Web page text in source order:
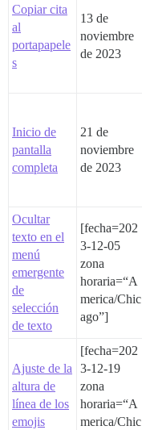
Copiar cita
al
portapapele
s
13 de
noviembre
de 2023
Inicio de
pantalla
completa
21 de
noviembre
de 2023
Ocultar
texto en el
menú
emergente
de
selección
de texto
[fecha=202
3-12-05
zona
horaria=“A
merica/Chic
ago”]
Ajuste de la
altura de
línea de los
emojis
[fecha=202
3-12-19
zona
horaria=“A
merica/Chic